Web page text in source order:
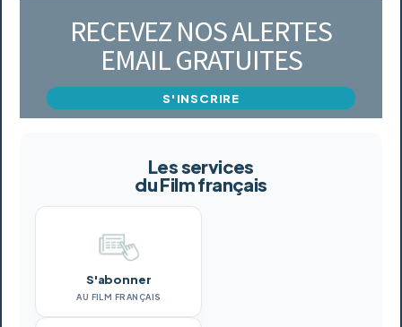
RECEVEZ NOS ALERTES
EMAIL GRATUITES
S'INSCRIRE
Les services
du Film français
S'abonner
AU FILM FRANÇAIS